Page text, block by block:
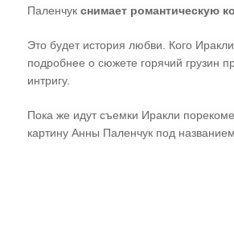
Паленчук снимает романтическую
Это будет история любви. Кого
подробнее о сюжете горячий грузин
интригу.
Пока же идут съемки Иракли
картину Анны Паленчук под